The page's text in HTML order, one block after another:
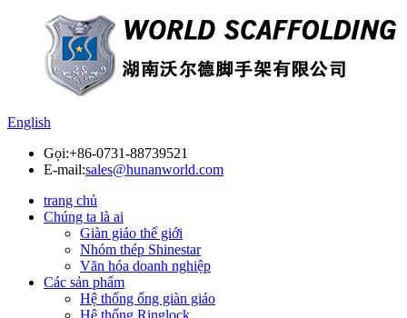
English
Gọi:+86-0731-88739521
E-mail:sales@hunanworld.com
trang chủ
Chúng ta là ai
Giàn giáo thế giới
Nhóm thép Shinestar
Văn hóa doanh nghiệp
Các sản phẩm
Hệ thống ống giàn giáo
Hệ thống Ringlock